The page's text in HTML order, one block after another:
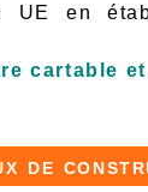
UE en
cartable
de